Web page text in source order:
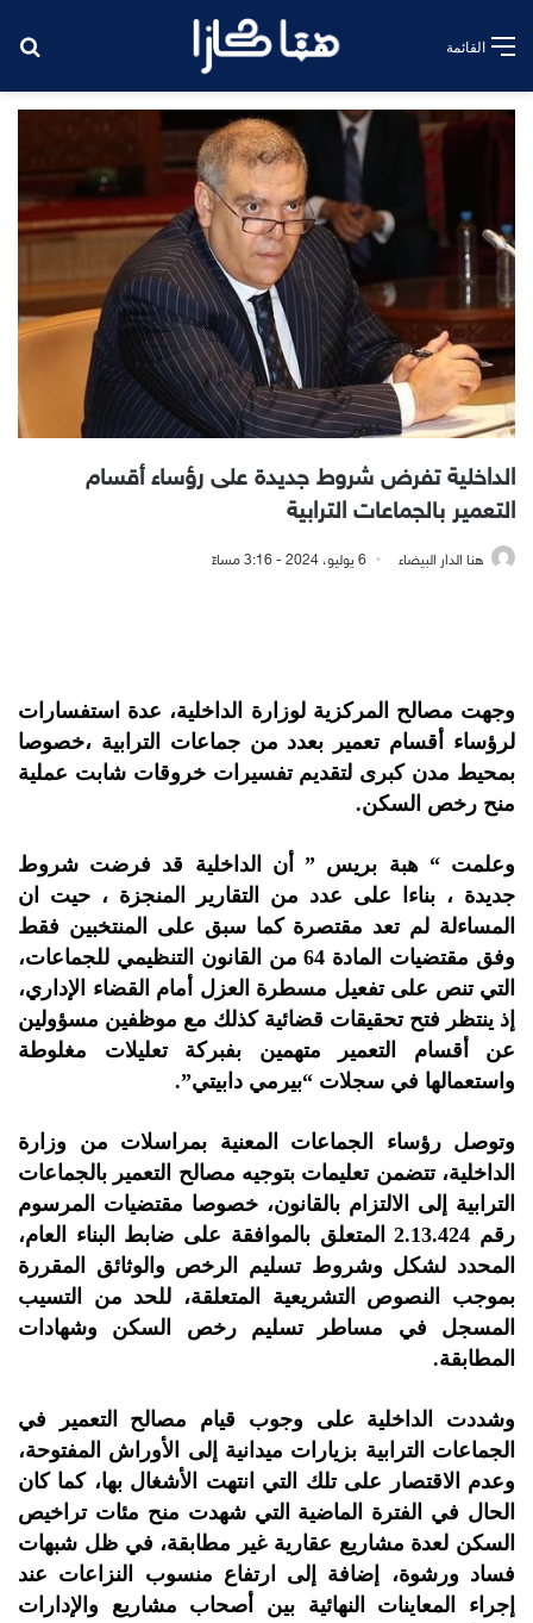
القائمة
الداخلية تفرض شروط جديدة على رؤساء أقسام
التعمير بالجماعات الترابية
هنا الدار البيضاء 6 يوليو، 2024 - 3:16 مساءً
وجهت مصالح المركزية لوزارة الداخلية، عدة استفسارات
لرؤساء أقسام تعمير بعدد من جماعات الترابية ،خصوصا
بمحيط مدن كبرى لتقديم تفسيرات خروقات شابت عملية
منح رخص السكن.
وعلمت “ هبة بريس ” أن الداخلية قد فرضت شروط
جديدة ، بناءا على عدد من التقارير المنجزة ، حيت ان
المساءلة لم تعد مقتصرة كما سبق على المنتخبين فقط
وفق مقتضيات المادة 64 من القانون التنظيمي للجماعات،
التي تنص على تفعيل مسطرة العزل أمام القضاء الإداري،
إذ ينتظر فتح تحقيقات قضائية كذلك مع موظفين مسؤولين
عن أقسام التعمير متهمين بفبركة تعليلات مغلوطة
واستعمالها في سجلات “بيرمي دابيتي”.
وتوصل رؤساء الجماعات المعنية بمراسلات من وزارة
الداخلية، تتضمن تعليمات بتوجيه مصالح التعمير بالجماعات
الترابية إلى الالتزام بالقانون، خصوصا مقتضيات المرسوم
رقم 2.13.424 المتعلق بالموافقة على ضابط البناء العام،
المحدد لشكل وشروط تسليم الرخص والوثائق المقررة
بموجب النصوص التشريعية المتعلقة، للحد من التسيب
المسجل في مساطر تسليم رخص السكن وشهادات
المطابقة.
وشددت الداخلية على وجوب قيام مصالح التعمير في
الجماعات الترابية بزيارات ميدانية إلى الأوراش المفتوحة،
وعدم الاقتصار على تلك التي انتهت الأشغال بها، كما كان
الحال في الفترة الماضية التي شهدت منح مئات تراخيص
السكن لعدة مشاريع عقارية غير مطابقة، في ظل شبهات
فساد ورشوة، إضافة إلى ارتفاع منسوب النزاعات عند
إجراء المعاينات النهائية بين أصحاب مشاريع والإدارات